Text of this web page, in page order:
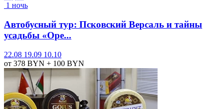
1 ночь
Автобусный тур: Псковский Версаль и тайны
усадьбы «Оре...
22.08 19.09 10.10
от 378 BYN + 100 BYN